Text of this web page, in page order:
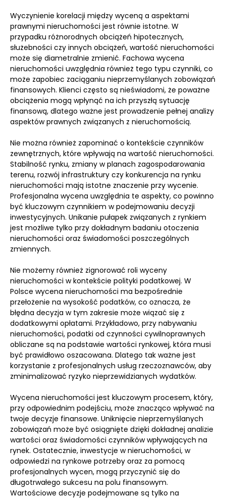
Wyczynienie korelacji między wyceną a aspektami
prawnymi nieruchomości jest równie istotne. W
przypadku różnorodnych obciążeń hipotecznych,
służebności czy innych obciążeń, wartość nieruchomości
może się diametralnie zmienić. Fachowa wycena
nieruchomości uwzględnia również tego typu czynniki, co
może zapobiec zaciąganiu nieprzemyślanych zobowiązań
finansowych. Klienci często są nieświadomi, że poważne
obciążenia mogą wpłynąć na ich przyszłą sytuację
finansową, dlatego ważne jest prowadzenie pełnej analizy
aspektów prawnych związanych z nieruchomością.
Nie można również zapominać o kontekście czynników
zewnętrznych, które wpływają na wartość nieruchomości.
Stabilność rynku, zmiany w planach zagospodarowania
terenu, rozwój infrastruktury czy konkurencja na rynku
nieruchomości mają istotne znaczenie przy wycenie.
Profesjonalna wycena uwzględnia te aspekty, co powinno
być kluczowym czynnikiem w podejmowaniu decyzji
inwestycyjnych. Unikanie pułapek związanych z rynkiem
jest możliwe tylko przy dokładnym badaniu otoczenia
nieruchomości oraz świadomości poszczególnych
zmiennych.
Nie możemy również zignorować roli wyceny
nieruchomości w kontekście polityki podatkowej. W
Polsce wycena nieruchomości ma bezpośrednie
przełożenie na wysokość podatków, co oznacza, że
błędna decyzja w tym zakresie może wiązać się z
dodatkowymi opłatami. Przykładowo, przy nabywaniu
nieruchomości, podatki od czynności cywilnoprawnych
obliczane są na podstawie wartości rynkowej, która musi
być prawidłowo oszacowana. Dlatego tak ważne jest
korzystanie z profesjonalnych usług rzeczoznawców, aby
zminimalizować ryzyko nieprzewidzianych wydatków.
Wycena nieruchomości jest kluczowym procesem, który,
przy odpowiednim podejściu, może znacząco wpływać na
twoje decyzje finansowe. Uniknięcie nieprzemyślanych
zobowiązań może być osiągnięte dzięki dokładnej analizie
wartości oraz świadomości czynników wpływających na
rynek. Ostatecznie, inwestycje w nieruchomości, w
odpowiedzi na rynkowe potrzeby oraz za pomocą
profesjonalnych wycen, mogą przyczynić się do
długotrwałego sukcesu na polu finansowym.
Wartościowe decyzje podejmowane są tylko na